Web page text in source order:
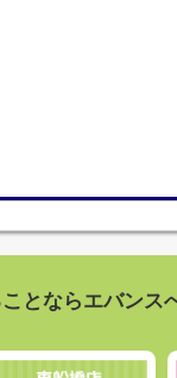
とならエバンス